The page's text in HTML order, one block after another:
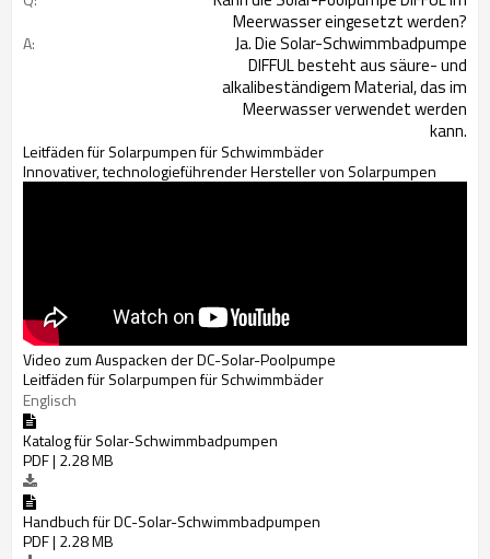
Meerwasser eingesetzt werden?
A:
Ja. Die Solar-Schwimmbadpumpe
DIFFUL besteht aus säure- und
alkalibeständigem Material, das im
Meerwasser verwendet werden
kann.
Leitfäden für Solarpumpen für Schwimmbäder
Innovativer, technologieführender Hersteller von Solarpumpen
Video zum Auspacken der DC-Solar-Poolpumpe
Leitfäden für Solarpumpen für Schwimmbäder
Englisch
Katalog für Solar-Schwimmbadpumpen
PDF | 2.28 MB
Handbuch für DC-Solar-Schwimmbadpumpen
PDF | 2.28 MB